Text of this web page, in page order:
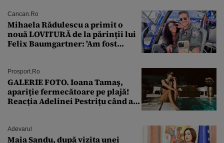
Cancan.ro
Mihaela Rădulescu a primit o
nouă LOVITURĂ de la părinții lui
Felix Baumgartner: 'Am fost
Prosport.ro
GALERIE FOTO. Ioana Tamaş,
apariție fermecătoare pe plajă!
Reacția Adelinei Pestrițu când a
Adevarul
Maia Sandu, după vizita unei